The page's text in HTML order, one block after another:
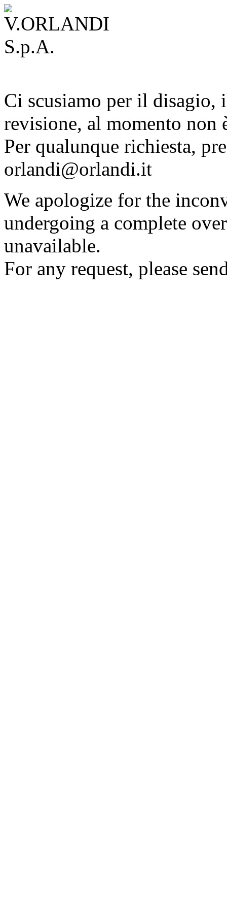
Ci scusiamo per il disagio,
revisione, al momento non
Per qualunque richiesta,
orlandi@orlandi.it
We apologize for the
undergoing a complete
unavailable.
For any request, please